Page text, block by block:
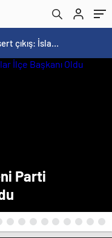
Mahsun Kırmızıgül’den sert çıkış: İslam ülkeleri İspanya kadar cesur olamadı
Parti